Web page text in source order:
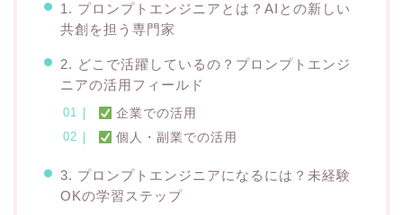
1. プロンプトエンジニアとは？AIとの新しい
共創を担う専門家
2. どこで活躍しているの？プロンプトエンジ
ニアの活用フィールド
企業での活用
個人・副業での活用
3. プロンプトエンジニアになるには？未経験
OKの学習ステップ